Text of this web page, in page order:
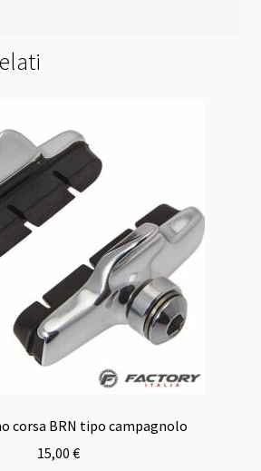
corsa BRN tipo campagnolo
15,00 €